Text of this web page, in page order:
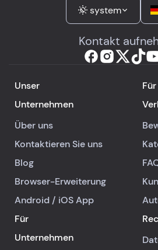
system
Kontakt
Unser
Unternehmen
Über uns
Kontaktieren Sie uns
Blog
Browser-Erweiterung
Android / iOSApp
Für
Für
Unternehmen